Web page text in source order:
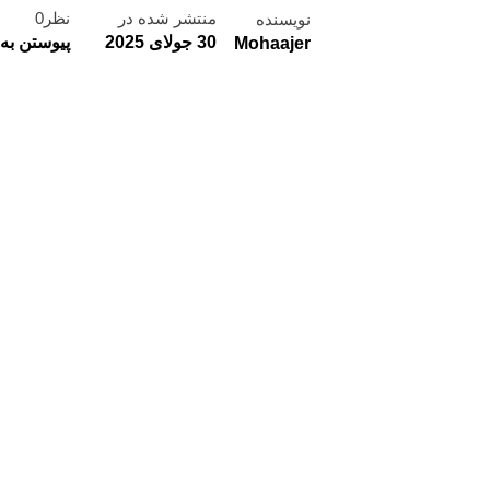
نویسنده
Mohaajer
منتشر شده در
30 جولای 2025
نظر0
پیوستن